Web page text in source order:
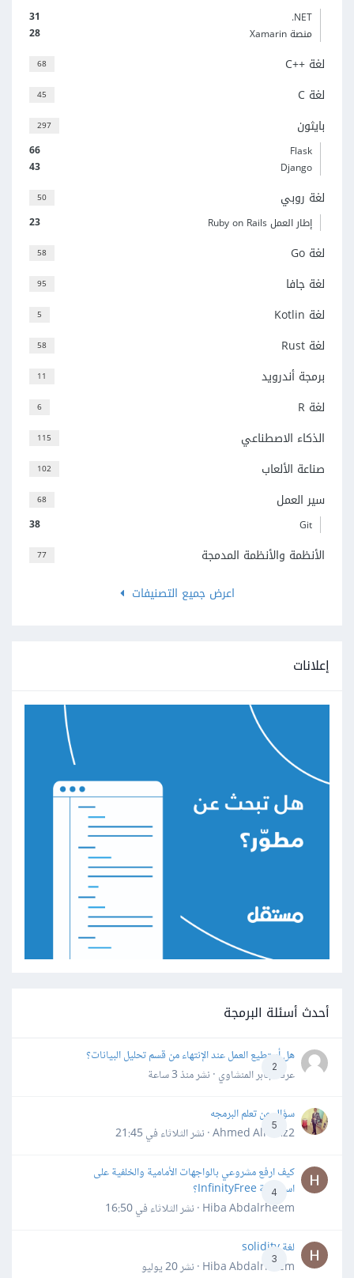
31
‎.NET
28
منصة Xamarin
68 لغة C++‎
45 لغة C
297 بايثون
66
Flask
43
Django
50 لغة روبي
23 إطار العمل Ruby on Rails
58 لغة Go
95 لغة جافا
5 لغة Kotlin
58 لغة Rust
11 برمجة أندرويد
6 لغة R
115 الذكاء الاصطناعي
102 صناعة الألعاب
68 سير العمل
38 Git
77
الأنظمة والأنظمة المدمجة
اعرض جميع التصنيفات
إعلانات
أحدث أسئلة البرمجة
2
هل أستطيع العمل عند الإنتهاء من قسم تحليل البيانات؟
عرفه جابر المنشاوي · نشرمنذ 3 ساعة
5
سؤال عن تعلم البرمجه
Ahmed Alhafiz2 · نشر
الثلاثاء في 21:45
4
كيف ارفع مشروعي بالواجهات الأمامية والخلفية على
استضافة InfinityFree؟
Hiba Abdalrheem · نشر
الثلاثاء في 16:50
3
لغة solidity
Hiba Abdalrheem · نشر
20 يوليو